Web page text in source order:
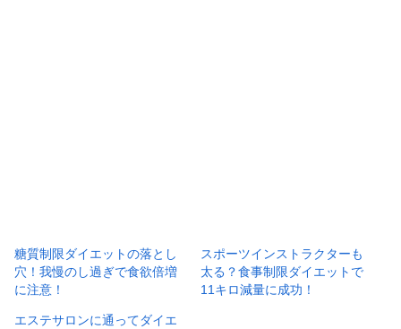
糖質制限ダイエットの落とし
穴！我慢のし過ぎで食欲倍増
に注意！
スポーツインストラクターも
太る？食事制限ダイエットで
11キロ減量に成功！
エステサロンに通ってダイエ